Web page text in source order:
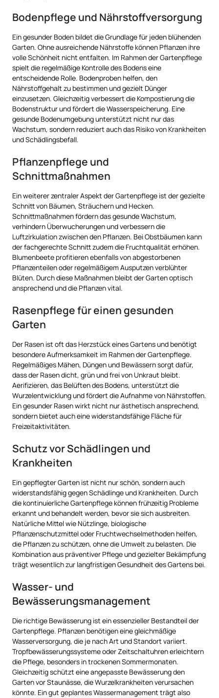
Bodenpflege und Nährstoffversorgung
Ein gesunder Boden bildet die Grundlage für jeden blühenden
Garten. Ohne ausreichende Nährstoffe können Pflanzen ihre
volle Schönheit nicht entfalten. Im Rahmen der Gartenpflege
spielt die regelmäßige Kontrolle des Bodens eine
entscheidende Rolle. Bodenproben helfen, den
Nährstoffgehalt zu bestimmen und gezielt Dünger
einzusetzen. Gleichzeitig verbessert die Kompostierung die
Bodenstruktur und fördert die Wasserspeicherung. Eine
gesunde Bodenumgebung unterstützt nicht nur das
Wachstum, sondern reduziert auch das Risiko von Krankheiten
und Schädlingsbefall.
Pflanzenpflege und
Schnittmaßnahmen
Ein weiterer zentraler Aspekt der Gartenpflege ist der gezielte
Schnitt von Bäumen, Sträuchern und Hecken.
Schnittmaßnahmen fördern das gesunde Wachstum,
verhindern Überwucherungen und verbessern die
Luftzirkulation zwischen den Pflanzen. Bei Obstbäumen kann
der fachgerechte Schnitt zudem die Fruchtqualität erhöhen.
Blumenbeete profitieren ebenfalls von abgestorbenen
Pflanzenteilen oder regelmäßigem Ausputzen verblühter
Blüten. Durch diese Maßnahmen bleibt der Garten optisch
ansprechend und die Pflanzen vital.
Rasenpflege für einen gesunden
Garten
Der Rasen ist oft das Herzstück eines Gartens und benötigt
besondere Aufmerksamkeit im Rahmen der Gartenpflege.
Regelmäßiges Mähen, Düngen und Bewässern sorgt dafür,
dass der Rasen dicht, grün und frei von Unkraut bleibt.
Aerifizieren, das Belüften des Bodens, unterstützt die
Wurzelentwicklung und fördert die Aufnahme von Nährstoffen.
Ein gesunder Rasen wirkt nicht nur ästhetisch ansprechend,
sondern bietet auch eine widerstandsfähige Fläche für
Freizeitaktivitäten.
Schutz vor Schädlingen und
Krankheiten
Ein gepflegter Garten ist nicht nur schön, sondern auch
widerstandsfähig gegen Schädlinge und Krankheiten. Durch
die kontinuierliche Gartenpflege können frühzeitig Probleme
erkannt und behandelt werden, bevor sie sich ausbreiten.
Natürliche Mittel wie Nützlinge, biologische
Pflanzenschutzmittel oder Fruchtwechselmethoden helfen,
die Pflanzen zu schützen, ohne die Umwelt zu belasten. Die
Kombination aus präventiver Pflege und gezielter Bekämpfung
trägt wesentlich zur langfristigen Gesundheit des Gartens bei.
Wasser- und
Bewässerungsmanagement
Die richtige Bewässerung ist ein essenzieller Bestandteil der
Gartenpflege. Pflanzen benötigen eine gleichmäßige
Wasserversorgung, die je nach Art und Standort variiert.
Tropfbewässerungssysteme oder Zeitschaltuhren erleichtern
die Pflege, besonders in trockenen Sommermonaten.
Gleichzeitig schützt eine angepasste Bewässerung den
Garten vor Staunässe, die Wurzelkrankheiten verursachen
könnte. Ein gut geplantes Wassermanagement trägt also